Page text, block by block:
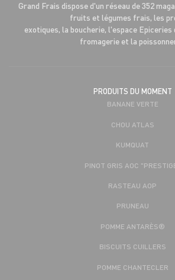
Grand Frais dispose d'un réseau de 352
fruits et légumes frais, les
exotiques, la boucherie, l'espace
fromagerie et la
PRODUITS DU MOMENT
BANANE VERTE
CHOU ATLAS
KUMQUAT
PINOT GRIS AOC
RASTEAU AOP
PRUNEAU
POMME ANTARÈS®
BISCUITS CUILLERS
POMME CHANTECLER